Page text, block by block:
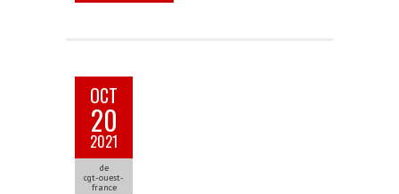
OCT
20
2021
de
cgt-ouest-
france